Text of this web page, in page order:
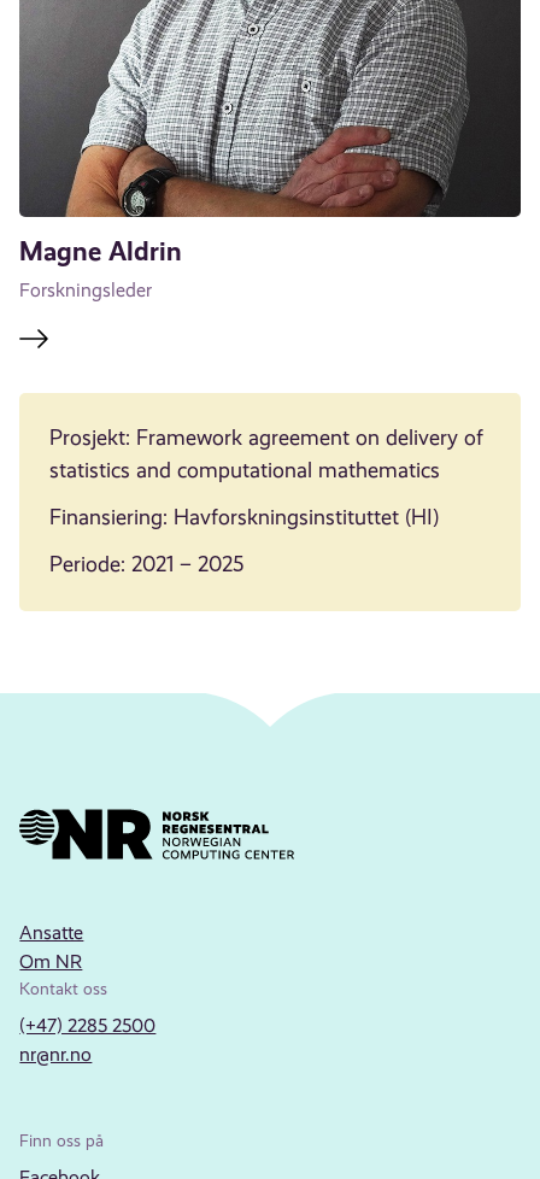
Magne Aldrin
Forskningsleder
Prosjekt: Framework agreement on delivery of
statistics and computational mathematics
Finansiering: Havforskningsinstituttet (HI)
Periode: 2021 – 2025
Ansatte
Om NR
Kontakt oss
(+47) 2285 2500
nr@nr.no
Finn oss på